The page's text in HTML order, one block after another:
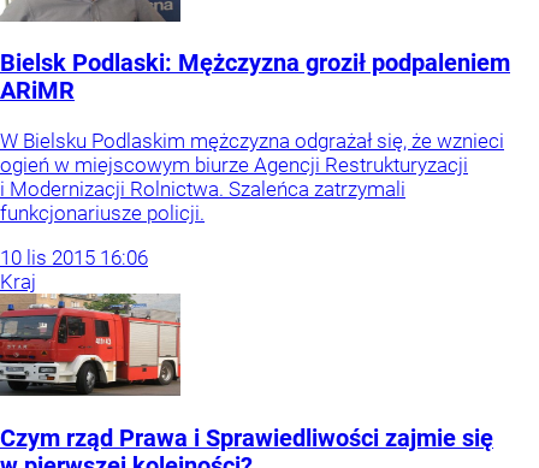
Bielsk Podlaski: Mężczyzna groził podpaleniem
ARiMR
W Bielsku Podlaskim mężczyzna odgrażał się, że wznieci
ogień w miejscowym biurze Agencji Restrukturyzacji
i Modernizacji Rolnictwa. Szaleńca zatrzymali
funkcjonariusze policji.
10 lis 2015 16:06
Kraj
Czym rząd Prawa i Sprawiedliwości zajmie się